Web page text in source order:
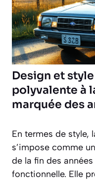
Design et
polyvalente à
marquée des
En termes de style,
s’impose comme
de la fin des
fonctionnelle. Elle